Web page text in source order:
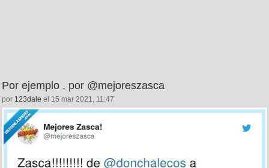
Por ejemplo , por @mejoreszasca
por 123dale el 15 mar 2021, 11:47